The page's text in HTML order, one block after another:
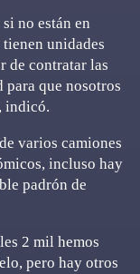
no están en
unidades
de contratar las
para que nosotros
indicó.
varios camiones
incluso hay
padrón de
2 mil hemos
pero hay otros